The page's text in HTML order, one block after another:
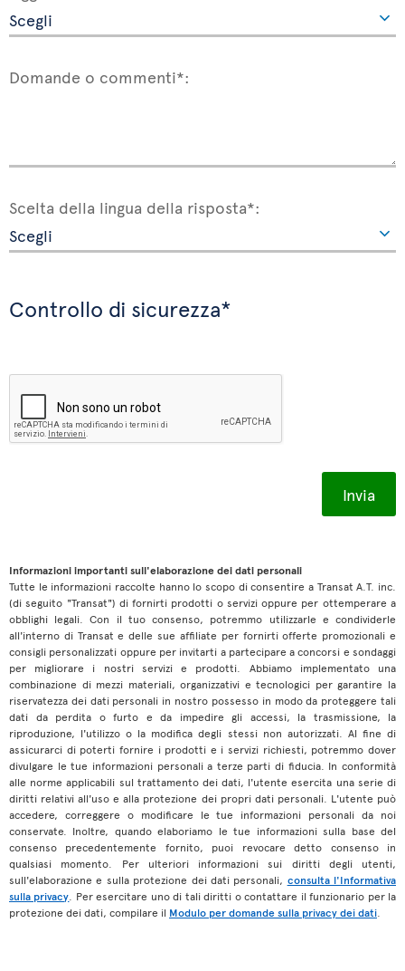
Domande o commenti*:
Scelta della lingua della risposta*:
Controllo di sicurezza*
Informazioni importanti sull'elaborazione dei dati personali
Tutte le informazioni raccolte hanno lo scopo di consentire a Transat A.T. inc.
(di seguito "Transat") di fornirti prodotti o servizi oppure per ottemperare a
obblighi legali. Con il tuo consenso, potremmo utilizzarle e condividerle
all'interno di Transat e delle sue affiliate per fornirti offerte promozionali e
consigli personalizzati oppure per invitarti a partecipare a concorsi e sondaggi
per migliorare i nostri servizi e prodotti. Abbiamo implementato una
combinazione di mezzi materiali, organizzativi e tecnologici per garantire la
riservatezza dei dati personali in nostro possesso in modo da proteggere tali
dati da perdita o furto e da impedire gli accessi, la trasmissione, la
riproduzione, l'utilizzo o la modifica degli stessi non autorizzati. Al fine di
assicurarci di poterti fornire i prodotti e i servizi richiesti, potremmo dover
divulgare le tue informazioni personali a terze parti di fiducia. In conformità
alle norme applicabili sul trattamento dei dati, l'utente esercita una serie di
diritti relativi all'uso e alla protezione dei propri dati personali. L'utente può
accedere, correggere o modificare le tue informazioni personali da noi
conservate. Inoltre, quando elaboriamo le tue informazioni sulla base del
consenso precedentemente fornito, puoi revocare detto consenso in
qualsiasi momento. Per ulteriori informazioni sui diritti degli utenti,
sull'elaborazione e sulla protezione dei dati personali, consulta l'Informativa
sulla privacy . Per esercitare uno di tali diritti o contattare il funzionario per la
protezione dei dati, compilare il Modulo per domande sulla privacy dei dati